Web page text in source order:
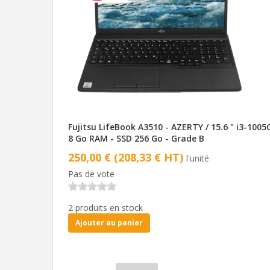
Fujitsu LifeBook A3510 - AZERTY / 15.6 " i3-
8 Go RAM - SSD 256 Go - Grade B
250,00 € (208,33 € HT) l'unité
Pas de vote
2 produits en stock
Ajouter au panier